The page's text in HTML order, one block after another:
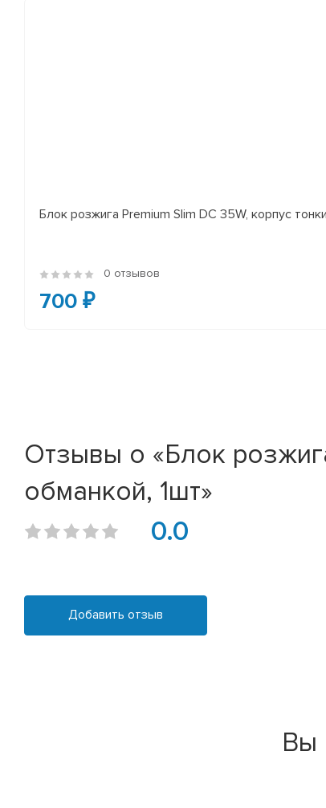
Блок розжига Premium Slim DC 35W, корпус
0 отзывов
700 ₽
Отзывы о «Блок
обманкой, 1шт»
0.0
Добавить отзыв
Вы